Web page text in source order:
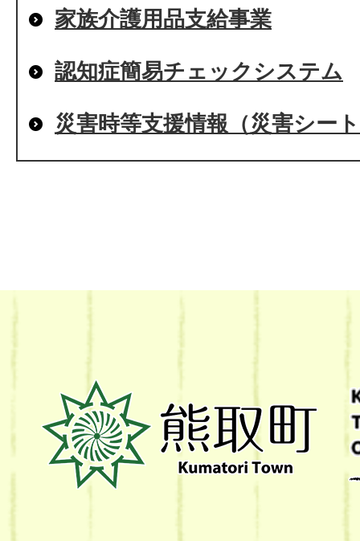
家族介護用品支給事業
認知症簡易チェックシステム
災害時等支援情報（災害シー
熊
取
町
Kumatori